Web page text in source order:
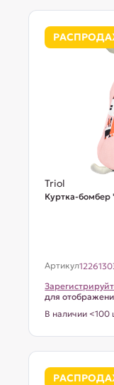
Triol
Куртка-бомбер
Артикул
для
В наличии <100